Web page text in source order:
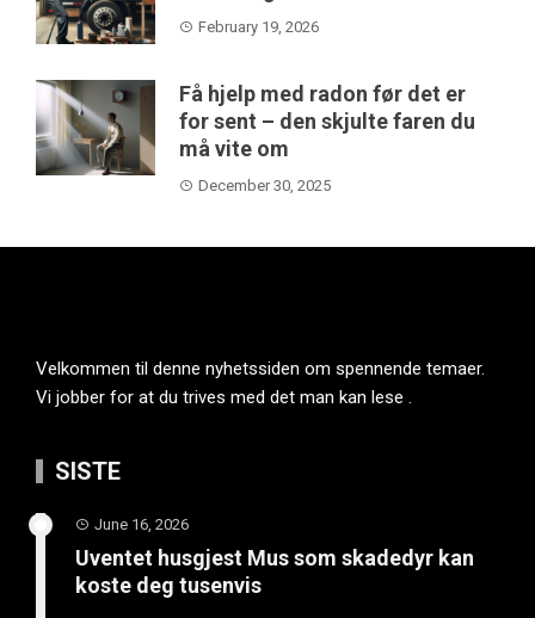
February 19, 2026
Få hjelp med radon før det er
for sent – den skjulte faren du
må vite om
December 30, 2025
Velkommen til denne nyhetssiden om spennende temaer.
Vi jobber for at du trives med det man kan lese .
SISTE
June 16, 2026
Uventet husgjest Mus som skadedyr kan
koste deg tusenvis